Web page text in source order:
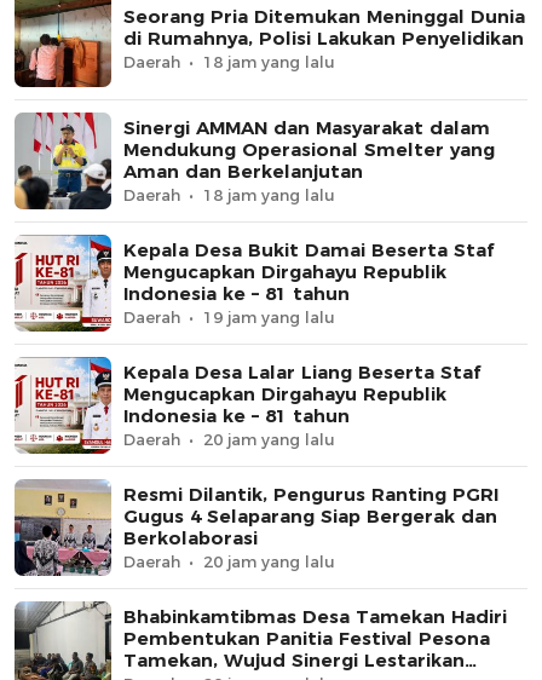
Seorang Pria Ditemukan Meninggal Dunia
di Rumahnya, Polisi Lakukan Penyelidikan
Daerah 18 jam yang lalu
Sinergi AMMAN dan Masyarakat dalam
Mendukung Operasional Smelter yang
Aman dan Berkelanjutan
Daerah 18 jam yang lalu
Kepala Desa Bukit Damai Beserta Staf
Mengucapkan Dirgahayu Republik
Indonesia ke – 81 tahun
Daerah 19 jam yang lalu
Kepala Desa Lalar Liang Beserta Staf
Mengucapkan Dirgahayu Republik
Indonesia ke – 81 tahun
Daerah 20 jam yang lalu
Resmi Dilantik, Pengurus Ranting PGRI
Gugus 4 Selaparang Siap Bergerak dan
Berkolaborasi
Daerah 20 jam yang lalu
Bhabinkamtibmas Desa Tamekan Hadiri
Pembentukan Panitia Festival Pesona
Tamekan, Wujud Sinergi Lestarikan